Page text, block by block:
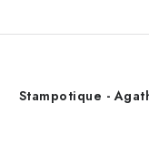
Stampotique -